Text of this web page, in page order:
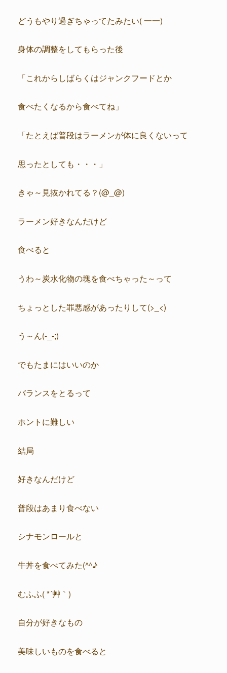
どうもやり過ぎちゃってたみたい( 一一)
身体の調整をしてもらった後
「これからしばらくはジャンクフードとか
食べたくなるから食べてね」
「たとえば普段はラーメンが体に良くないって
思ったとしても・・・」
きゃ～見抜かれてる？(@_@)
ラーメン好きなんだけど
食べると
うわ～炭水化物の塊を食べちゃった～って
ちょっとした罪悪感があったりして(>_<)
う～ん(-_-;)
でもたまにはいいのか
バランスをとるって
ホントに難しい
結局
好きなんだけど
普段はあまり食べない
シナモンロールと
牛丼を食べてみた(^^♪
むふふ( *´艸｀)
自分が好きなもの
美味しいものを食べると